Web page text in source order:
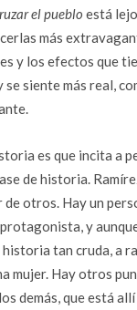
el pueblo está
más
y los efectos que
siente más real,
es que incita a
de historia.
otros. Hay un
y
tan cruda, a
mujer. Hay otros
demás, que está